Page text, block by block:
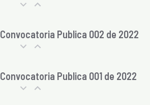
Convocatoria Publica 002 de 2022
Convocatoria Publica 001 de 2022